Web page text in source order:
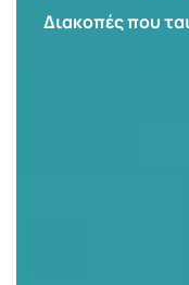
Διακοπές που